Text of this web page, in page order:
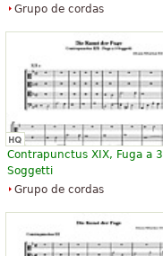
Grupo de cordas
Contrapunctus XIX, Fuga a 3
Soggetti
Grupo de cordas